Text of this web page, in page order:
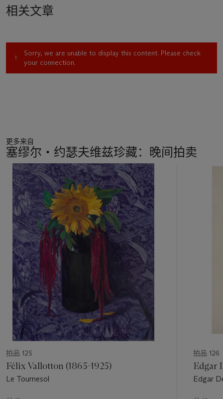
相关文章
Sorry, we are unable to display this content. Please check
your connection.
更多来自
塞缪尔‧约瑟夫维兹珍藏：晚间拍卖
17
中
的
第
个
拍品 125
Félix Vallotton (1865-1925)
Le Tournesol
拍品 126
Edgar
Edgar